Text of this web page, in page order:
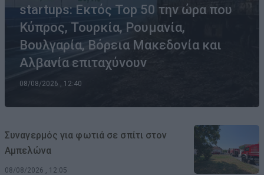
startups: Εκτός Top 50 την ώρα που
Κύπρος, Τουρκία, Ρουμανία,
Βουλγαρία, Βόρεια Μακεδονία και
Αλβανία επιταχύνουν
08/08/2026 , 12:40
Συναγερμός για φωτιά σε σπίτι στον
Αμπελώνα
08/08/2026 , 12:05